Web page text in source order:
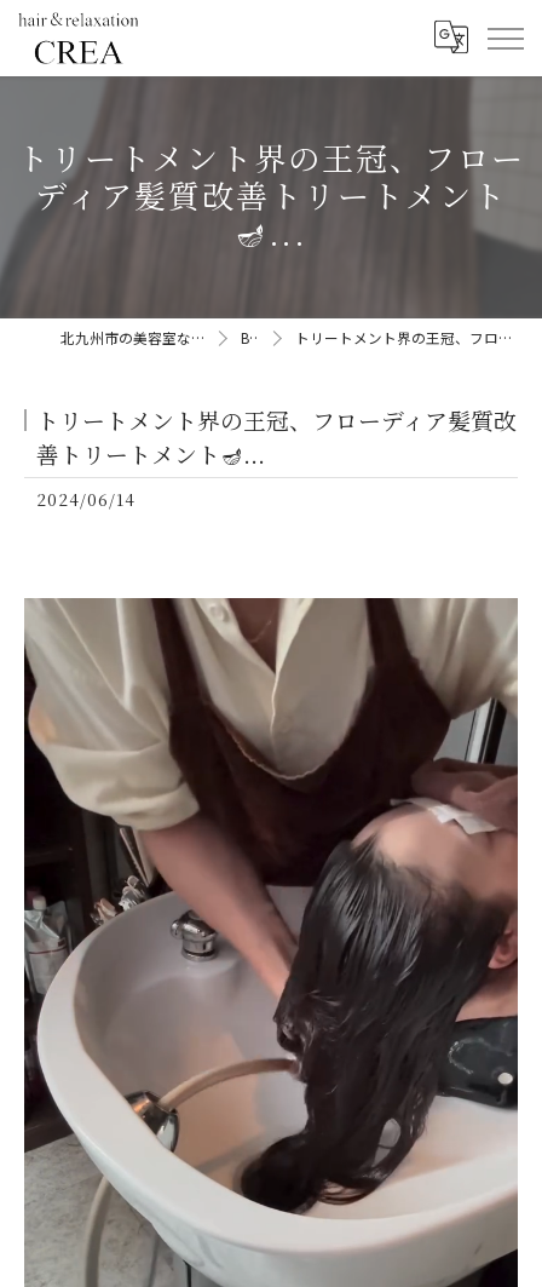
トリートメント界の王冠、フロー
ディア髪質改善トリートメント
🪔...
北九州市の美容室ならhair&relaxation CREA BLOG トリートメント界の王冠、フローディア髪質改善トリートメント🪔...
トリートメント界の王冠、フローディア髪質改
善トリートメント🪔...
2024/06/14